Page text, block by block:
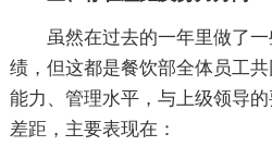
虽然在过去的一年里做了
绩，但这都是餐饮部全体员工
能力、管理水平，与上级领导
差距，主要表现在：